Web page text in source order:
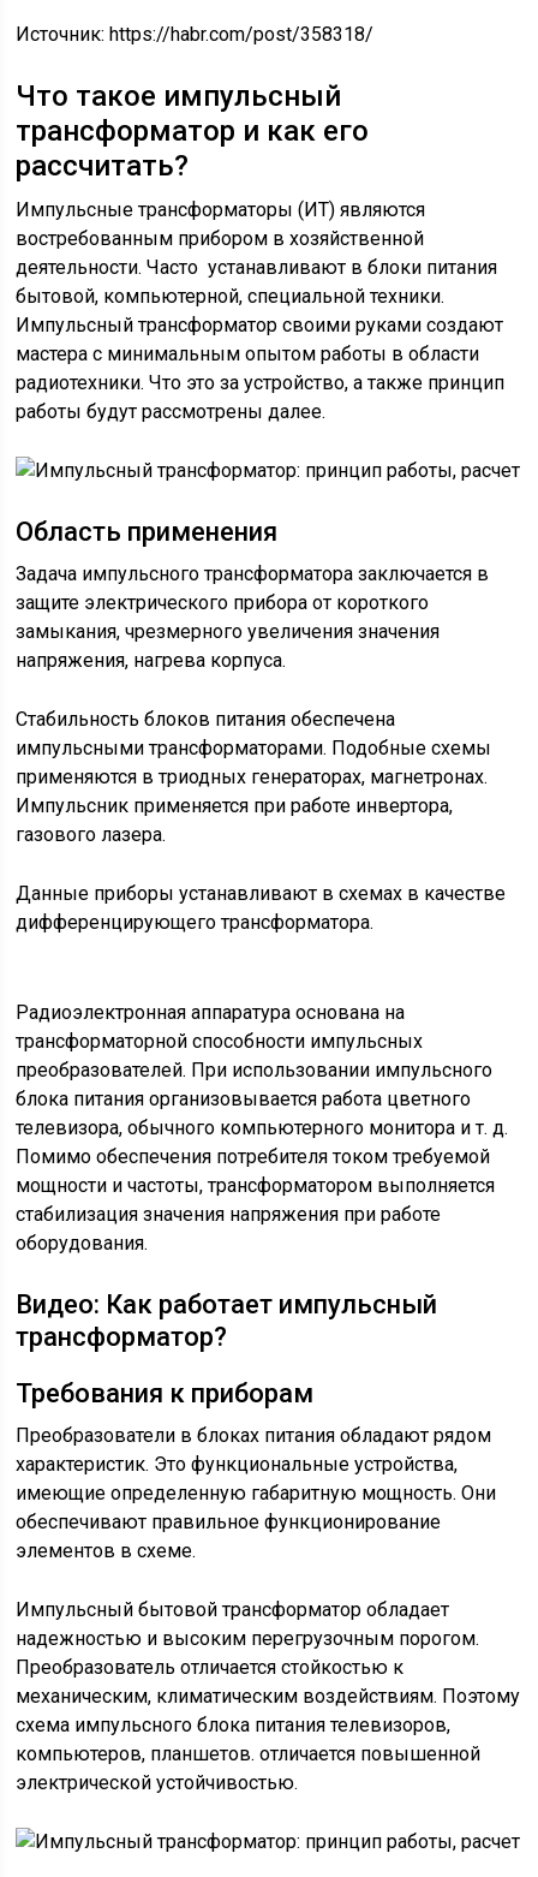
Источник:https://habr.com/post/358318/
Что такое импульсный
трансформатор и как его
рассчитать?
Импульсные трансформаторы (ИТ) являются
востребованным прибором в хозяйственной
деятельности. Часто устанавливают в блоки питания
бытовой, компьютерной, специальной техники.
Импульсный трансформатор своими руками создают
мастера с минимальным опытом работы в области
радиотехники. Что это за устройство, а также принцип
работы будут рассмотрены далее.
Область применения
Задача импульсного трансформатора заключается в
защите электрического прибора от короткого
замыкания, чрезмерного увеличения значения
напряжения, нагрева корпуса.
Стабильность блоков питания обеспечена
импульсными трансформаторами. Подобные схемы
применяются в триодных генераторах, магнетронах.
Импульсник применяется при работе инвертора,
газового лазера.
Данные приборы устанавливают в схемах в качестве
дифференцирующего трансформатора.
Радиоэлектронная аппаратура основана на
трансформаторной способности импульсных
преобразователей. При использовании импульсного
блока питания организовывается работа цветного
телевизора, обычного компьютерного монитора и т. д.
Помимо обеспечения потребителя током требуемой
мощности и частоты, трансформатором выполняется
стабилизация значения напряжения при работе
оборудования.
Видео: Как работает импульсный
трансформатор?
Требования к приборам
Преобразователи в блоках питания обладают рядом
характеристик. Это функциональные устройства,
имеющие определенную габаритную мощность. Они
обеспечивают правильное функционирование
элементов в схеме.
Импульсный бытовой трансформатор обладает
надежностью и высоким перегрузочным порогом.
Преобразователь отличается стойкостью к
механическим, климатическим воздействиям. Поэтому
схема импульсного блока питания телевизоров,
компьютеров, планшетов. отличается повышенной
электрической устойчивостью.